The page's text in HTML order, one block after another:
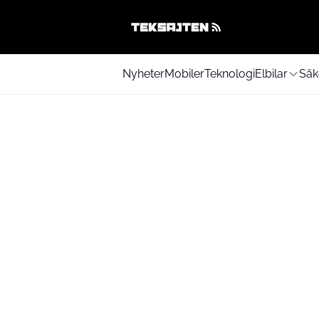
NyheterMobilerTeknologiElbilar